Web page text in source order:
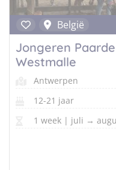
België
Jongeren
Westmalle
Antwerpen
12-21 jaar
1 week | juli →